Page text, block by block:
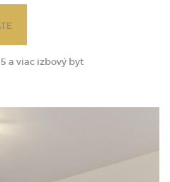
5 a viac izbový byt